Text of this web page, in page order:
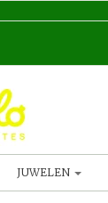
JUWELEN